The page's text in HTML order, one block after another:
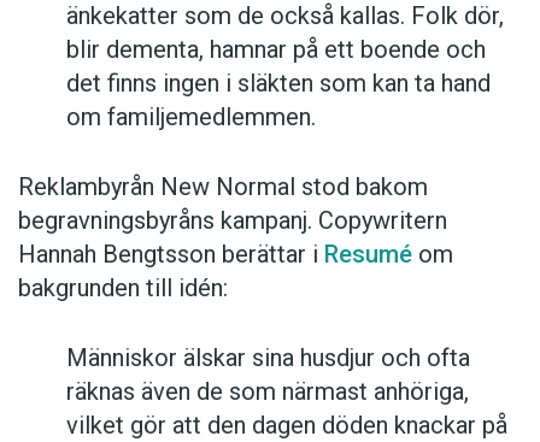
änkekatter som de också kallas. Folk dör,
blir dementa, hamnar på ett boende och
det finns ingen i släkten som kan ta hand
om familjemedlemmen.
Reklambyrån New Normal stod bakom
begravningsbyråns kampanj. Copywritern
Hannah Bengtsson berättar i Resumé om
bakgrunden till idén:
Människor älskar sina husdjur och ofta
räknas även de som närmast anhöriga,
vilket gör att den dagen döden knackar på